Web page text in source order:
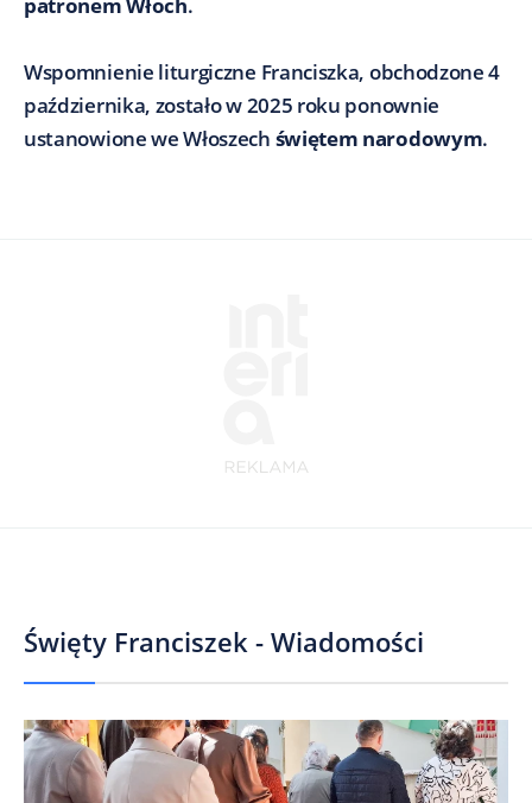
patronem Włoch.
Wspomnienie liturgiczne Franciszka, obchodzone 4
października, zostało w 2025 roku ponownie
ustanowione we Włoszech świętem narodowym.
Święty Franciszek - Wiadomości